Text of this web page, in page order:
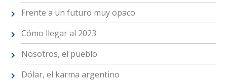
Frente a un futuro muy opaco
Cómo llegar al 2023
Nosotros, el pueblo
Dólar, el karma argentino